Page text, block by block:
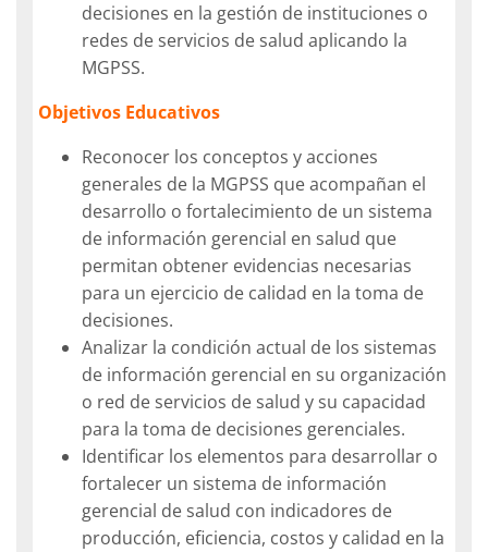
decisiones en la gestión de instituciones o
redes de servicios de salud aplicando la
MGPSS.
Objetivos Educativos
Reconocer los conceptos y acciones
generales de la MGPSS que acompañan el
desarrollo o fortalecimiento de un sistema
de información gerencial en salud que
permitan obtener evidencias necesarias
para un ejercicio de calidad en la toma de
decisiones.
Analizar la condición actual de los sistemas
de información gerencial en su organización
o red de servicios de salud y su capacidad
para la toma de decisiones gerenciales.
Identificar los elementos para desarrollar o
fortalecer un sistema de información
gerencial de salud con indicadores de
producción, eficiencia, costos y calidad en la